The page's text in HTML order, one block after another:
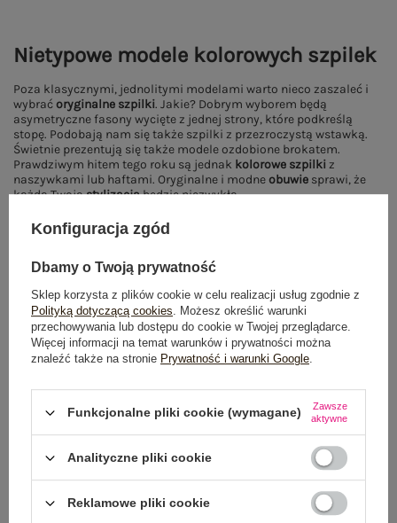
Nietypowe modele kolorowych szpilek
Poza klasycznymi, jednolitymi modelami warto nieco zaszaleć i
wybraćoryginalne szpilki. Jakie? Dobrym wyborem będą
asymetryczne fasony wycięte z jednej strony, które podkreślą
stopę. Podobają nam się także szpilki z przezroczystą wstawką.
Świetnie prezentują się także modele ozdobione brokatem.
Prawdziwym hitem tego roku są jednak kolorowe szpilkiz
naszywkami lub haftami. Oryginalne i modneobuwie sprawi, że
każda Twojastylizacjabędzie niezwykła.
Pokaż więcej wpisów zCzerwiec 2017
POLECANE
Konfiguracja zgód
Dbamy o Twoją prywatność
Sklep korzysta z plików cookie w celu realizacji usług zgodnie z
Polityką dotyczącą cookies. Możesz określić warunki
przechowywania lub dostępu do cookie w Twojej przeglądarce.
Więcej informacji na temat warunków i prywatności można
znaleźć także na stronie Prywatność i warunki Google.
Funkcjonalne pliki cookie (wymagane)
Zawsze
aktywne
Analityczne pliki cookie
Reklamowe pliki cookie